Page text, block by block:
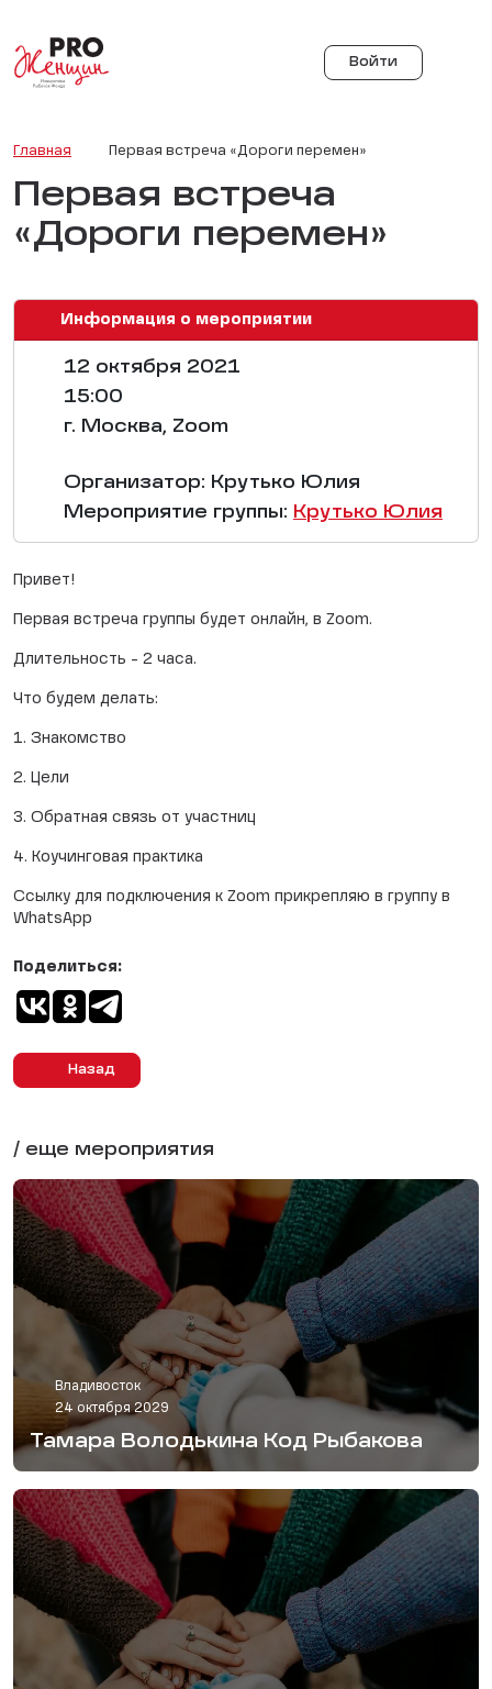
Войти
Главная Первая встреча «Дороги перемен»
Первая встреча
«Дороги перемен»
Информация о мероприятии
12 октября 2021
15:00
г. Москва, Zoom
Организатор: Крутько Юлия
Мероприятие группы: Крутько Юлия
Привет!
Первая встреча группы будет онлайн, в Zoom.
Длительность - 2 часа.
Что будем делать:
1. Знакомство
2. Цели
3. Обратная связь от участниц
4. Коучинговая практика
Ссылку для подключения к Zoom прикрепляю в группу в
WhatsApp
Назад
Поделиться:
/ еще мероприятия
Владивосток
24 октября 2029
Тамара Володькина Код Рыбакова